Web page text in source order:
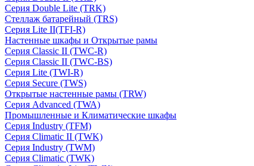
Серия Double Lite (TRK)
Стеллаж батарейный (TRS)
Серия Lite II(TFI-R)
Настенные шкафы и Открытые рамы
Серия Classic II (TWC-R)
Серия Classic II (TWC-BS)
Серия Lite (TWI-R)
Серия Secure (TWS)
Открытые настенные рамы (TRW)
Серия Advanced (TWA)
Промышленные и Климатические шкафы
Серия Industry (TFM)
Серия Climatic II (TWK)
Серия Industry (TWM)
Серия Climatic (TWK)